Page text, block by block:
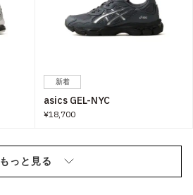
新着
asics GEL-NYC
¥18,700
もっと見る